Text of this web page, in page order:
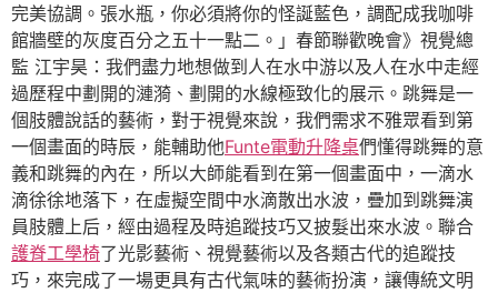
完美協調。張水瓶，你必須將你的怪誕藍色，調配成我咖啡
館牆壁的灰度百分之五十一點二。」春節聯歡晚會》視覺總
監 江宇昊：我們盡力地想做到人在水中游以及人在水中走經
過歷程中劃開的漣漪、劃開的水線極致化的展示。跳舞是一
個肢體說話的藝術，對于視覺來說，我們需求不雅眾看到第
一個畫面的時辰，能輔助他Funte電動升降桌們懂得跳舞的意
義和跳舞的內在，所以大師能看到在第一個畫面中，一滴水
滴徐徐地落下，在虛擬空間中水滴散出水波，疊加到跳舞演
員肢體上后，經由過程及時追蹤技巧又披髮出來水波。聯合
護脊工學椅了光影藝術、視覺藝術以及各類古代的追蹤技
巧，來完成了一場更具有古代氣味的藝術扮演，讓傳統文明